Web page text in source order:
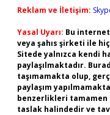
Reklam ve İletişim:
Yasal Uyarı: Bu
veya şahıs şirketi ile
Sitede yalnızca kendi
paylaşılmaktadır.
taşımamakta olup,
paylaşım
benzerlikleri
taslak halindedir ve